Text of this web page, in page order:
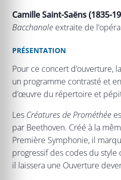
Camille Saint-Saëns (1835-
Bacchanale extraite de l’opéra
PRÉSENTATION
Pour ce concert d’ouverture,
un programme contrasté et
d’œuvre du répertoire et
Les Créatures de Prométhée
par Beethoven. Créé à la
Première Symphonie, il
progressif des codes du
il laissera une Ouverture